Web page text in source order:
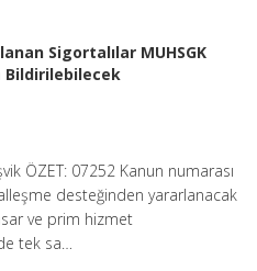
Sigortalılar MUHSGK
Bildirilebilecek
ÖZET: 07252 Kanun numarası
desteğinden yararlanacak
ve prim hizmet
tek sa…